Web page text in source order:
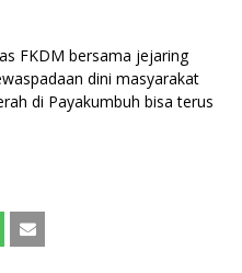
FKDM bersama jejaring
dini masyarakat
di Payakumbuh bisa terus